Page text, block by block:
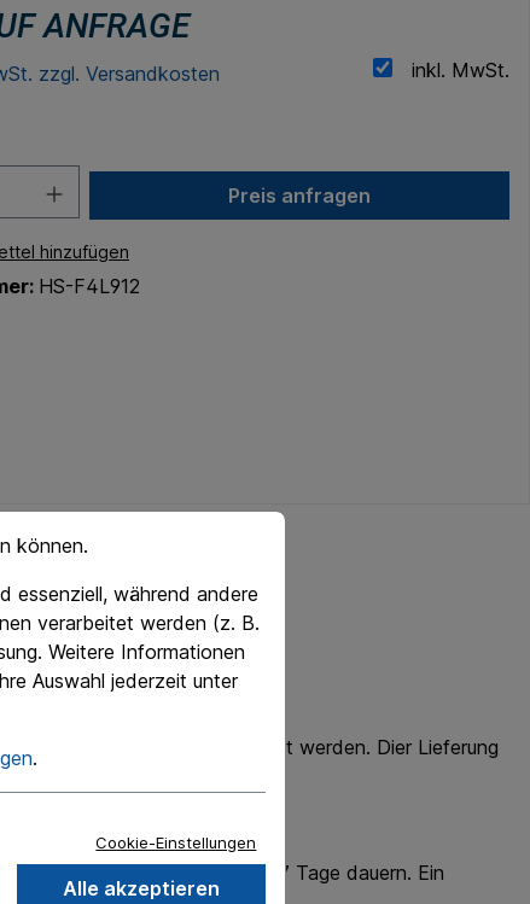
ANFRAGE
inkl. MwSt.
zzgl. Versandkosten
Preis anfragen
hinzufügen
HS-F4L912
Deutz Monteur eingebaut werden. Dier Lieferung
Auslastung kann dies bis zu 7 Tage dauern. Ein
können.
essenziell, während andere
verarbeitet werden (z. B.
Weitere Informationen
Auswahl jederzeit unter
.
Cookie-Einstellungen
Alle akzeptieren